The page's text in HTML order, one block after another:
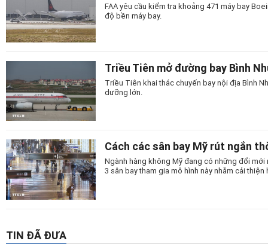
FAA yêu cầu kiểm tra khoảng 471 máy bay
độ bền máy bay.
Triều Tiên mở đường bay Bình
Triều Tiên khai thác chuyến bay nội địa Bình
dưỡng lớn.
Cách các sân bay Mỹ rút ngắn
Ngành hàng không Mỹ đang có những đổi
3 sân bay tham gia mô hình này nhằm cải thiện
TIN ĐÃ ĐƯA